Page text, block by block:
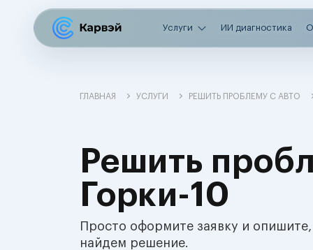
Услуги ИИ диагностика
ГЛАВНАЯ УСЛУГИ РЕШИТЬ ПРОБЛЕМУ С АВТО
Решить
Горки-10
Просто оформите заявку и
найдем решение.